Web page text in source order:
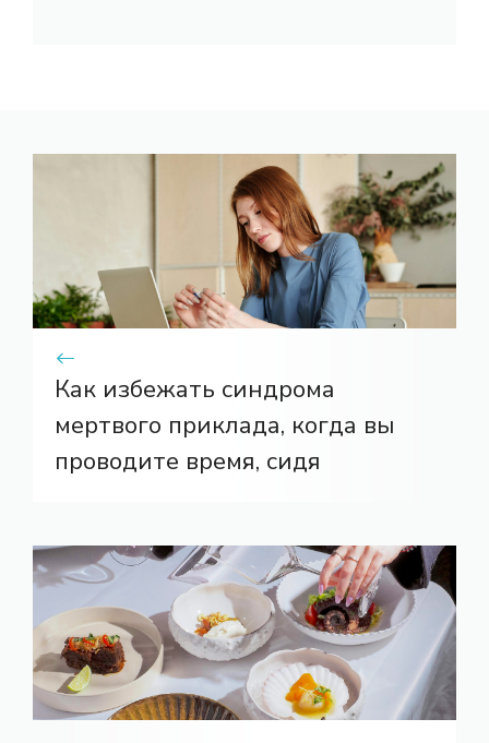
Как избежать синдрома
мертвого приклада, когда вы
проводите время, сидя